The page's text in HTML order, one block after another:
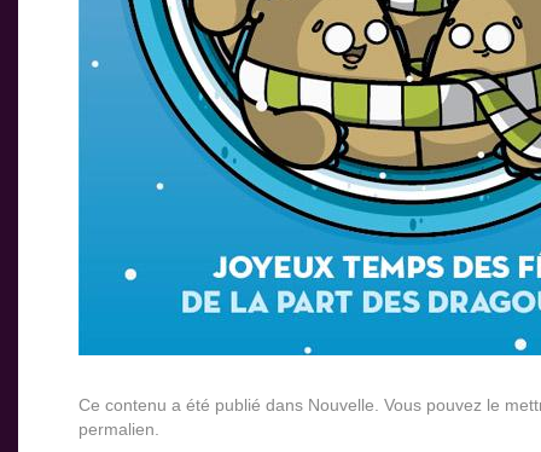
Ce contenu a été publié dans Nouvelle . Vous pouvez le
permalien